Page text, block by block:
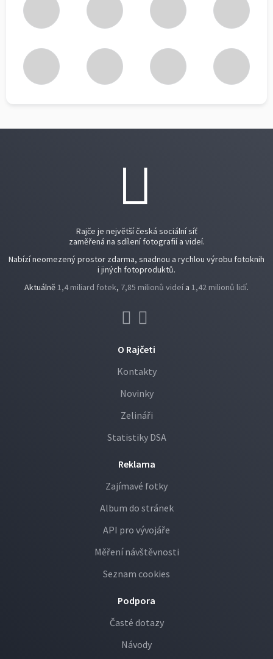
Rajče je největší česká sociální síť
zaměřená na sdílení fotografií a videí.
Nabízí neomezený prostor zdarma, snadnou a rychlou výrobu fotoknih
i jiných fotoproduktů.
Aktuálně1,4 miliard fotek, 7,85 milionů videí a 1,42 milionů lidí.
O Rajčeti
Kontakty
Novinky
Zelináři
Statistiky DSA
Reklama
Zajímavé fotky
Album do stránek
API pro vývojáře
Měření návštěvnosti
Seznam cookies
Podpora
Časté dotazy
Návody